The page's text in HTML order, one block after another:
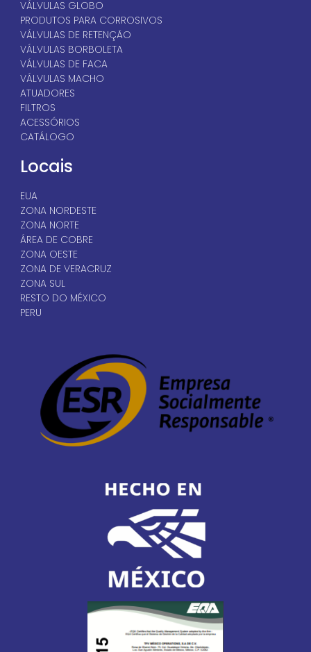
VÁLVULAS GLOBO
PRODUTOS PARA CORROSIVOS
VÁLVULAS DE RETENÇÃO
VÁLVULAS BORBOLETA
VÁLVULAS DE FACA
VÁLVULAS MACHO
ATUADORES
FILTROS
ACESSÓRIOS
CATÁLOGO
Locais
EUA
ZONA NORDESTE
ZONA NORTE
ÁREA DE COBRE
ZONA OESTE
ZONA DE VERACRUZ
ZONA SUL
RESTO DO MÉXICO
PERU